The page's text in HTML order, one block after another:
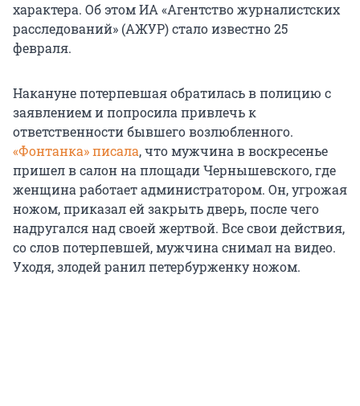
характера. Об этомИА «Агентство журналистских
расследований» (АЖУР)стало известно 25
февраля.
Накануне потерпевшая обратилась в полицию с
заявлением и попросила привлечь к
ответственности бывшего возлюбленного.
«Фонтанка» писала, что мужчина в воскресенье
пришел в салон на площади Чернышевского, где
женщина работает администратором. Он, угрожая
ножом, приказал ей закрыть дверь, после чего
надругался над своей жертвой. Все свои действия,
со слов потерпевшей, мужчина снимал на видео.
Уходя, злодей ранил петербурженку ножом.